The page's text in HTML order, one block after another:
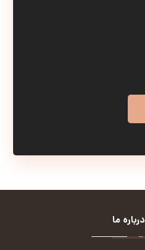
درباره ما